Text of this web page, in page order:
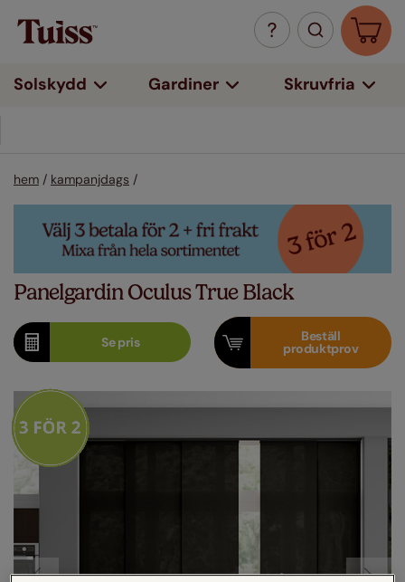
Solskydd Gardiner Skruvfria
hem / kampanjdags /
Panelgardin Oculus True Black
Sepris Beställ
produktprov